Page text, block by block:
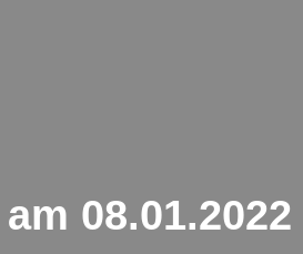
08.01.2022